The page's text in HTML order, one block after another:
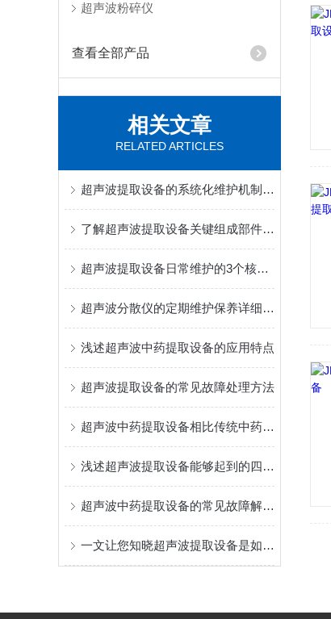
超声波粉碎仪
查看全部产品
相关文章
RELATED ARTICLES
超声波提取设备的系统化维护机制分享
了解超声波提取设备关键组成部件功能特点才能更好的使用它
超声波提取设备日常维护的3个核心要点
超声波分散仪的定期维护保养详细介绍
浅述超声波中药提取设备的应用特点
超声波提取设备的常见故障处理方法
超声波中药提取设备相比传统中药提取的长处
浅述超声波提取设备能够起到的四大作用
超声波中药提取设备的常见故障解决与维护方法介绍
一文让您知晓超声波提取设备是如何进行植物提取的